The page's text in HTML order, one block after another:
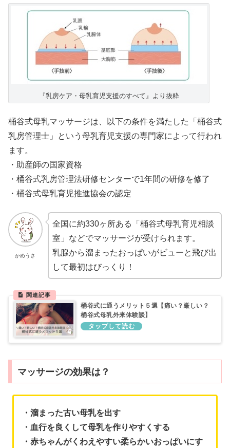
『乳房ケア・母乳育児支援のすべて』より抜粋
桶谷式母乳マッサージは、以下の条件を満たした「桶谷式
乳房管理士」という母乳育児支援の専門家によって行われ
ます。
・助産師の国家資格
・桶谷式乳房管理法研修センターで1年間の研修を修了
・桶谷式母乳育児推進協会の認定
かめうさ
全国に約330ヶ所ある「桶谷式母乳育児相談
室」などでマッサージが受けられます。
乳腺から溜まったおっぱいがビューと飛び出
して最初はびっくり！
桶谷式に通うメリット５選【痛い？厳しい？
桶谷式母乳外来体験談】
マッサージの効果は？
・溜まった古い母乳を出す
・血行を良くして母乳を作りやすくする
・赤ちゃんがくわえやすい柔らかいおっぱいにす